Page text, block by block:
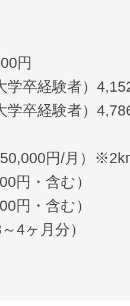
円
学卒経験者）
学卒経験者）
円/月）
円・含む）
円・含む）
4ヶ月分）